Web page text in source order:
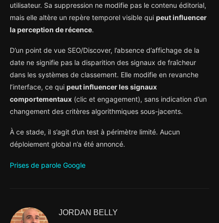
utilisateur. Sa suppression ne modifie pas le contenu éditorial,
mais elle altère un repère temporel visible qui peut influencer
la perception de récence.
D’un point de vue SEO/Discover, l’absence d’affichage de la
date ne signifie pas la disparition des signaux de fraîcheur
dans les systèmes de classement. Elle modifie en revanche
l’interface, ce qui peut influencer les signaux
comportementaux (clic et engagement), sans indication d’un
changement des critères algorithmiques sous-jacents.
À ce stade, il s’agit d’un test à périmètre limité. Aucun
déploiement global n’a été annoncé.
Prises de parole Google
JORDAN BELLY